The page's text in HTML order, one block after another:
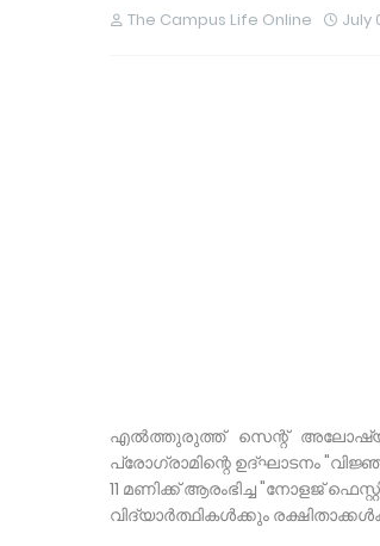
The Campus Life Online July
എൽത്തുരുത്ത് സെന്റ്
പ്രോഗ്രാമിന്റെ ഉദ്ഘാടനം
11 മണിക്ക് ആരംഭിച്ച "നോളജ്
വിദ്യാർത്ഥികൾക്കും